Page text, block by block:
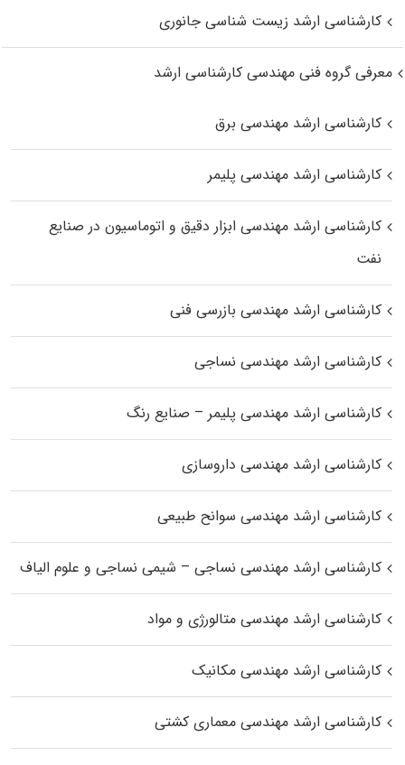
کارشناسی ارشد زیست‌ شناسی جانوری
معرفی گروه فنی مهندسی کارشناسی ارشد
کارشناسی ارشد مهندسی برق
کارشناسی ارشد مهندسی پلیمر
کارشناسی ارشد مهندسی ابزار دقیق و اتوماسیون در صنایع
نفت
کارشناسی ارشد مهندسی بازرسی فنی
کارشناسی ارشد مهندسی نساجی
کارشناسی ارشد مهندسی پلیمر – صنایع رنگ
کارشناسی ارشد مهندسی داروسازی
کارشناسی ارشد مهندسی سوانح طبیعی
کارشناسی ارشد مهندسی نساجی – شیمی نساجی و علوم الیاف
کارشناسی ارشد مهندسی متالورژی و مواد
کارشناسی ارشد مهندسی مکانیک
کارشناسی ارشد مهندسی معماری کشتی